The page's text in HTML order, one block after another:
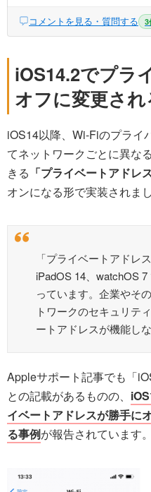
コメントを見る・質問する 3
iOS14.2でプラ
オフに変更され
iOS14以降、Wi-Fiのプライ
てネットワークごとに異な
きる 「プライベートアドレス
オンになる形で実装されまし
「プライベートアドレ
iPadOS 14、watchOS
っています。企業やそ
トワークのセキュリテ
ートアドレスが機能し
Appleサポート記事でも「
との記載があるものの、
イベートアドレスが勝手に
る事例が報告されています。